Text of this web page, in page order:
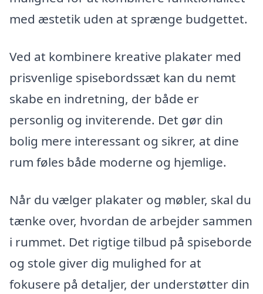
med æstetik uden at sprænge budgettet.
Ved at kombinere kreative plakater med
prisvenlige spisebordssæt kan du nemt
skabe en indretning, der både er
personlig og inviterende. Det gør din
bolig mere interessant og sikrer, at dine
rum føles både moderne og hjemlige.
Når du vælger plakater og møbler, skal du
tænke over, hvordan de arbejder sammen
i rummet. Det rigtige tilbud på spiseborde
og stole giver dig mulighed for at
fokusere på detaljer, der understøtter din